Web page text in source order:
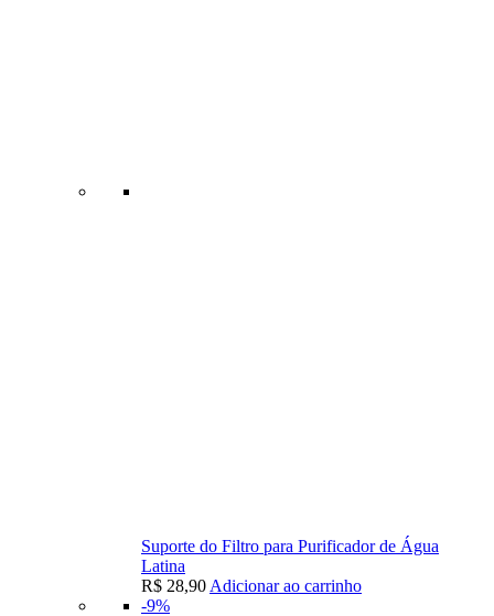
Suporte do Filtro para Purificador de Água
Latina
R$ 28,90 Adicionar ao carrinho
-9%